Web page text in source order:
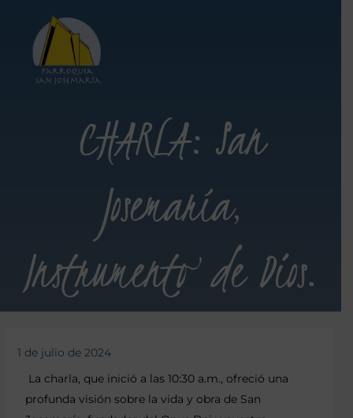
CHARLA: San
Josemaría,
Instrumento de Dios.
1 de julio de 2024
La charla, que inició a las 10:30 a.m., ofreció una
profunda visión sobre la vida y obra de San